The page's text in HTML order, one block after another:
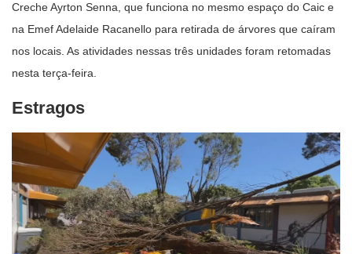
Creche Ayrton Senna, que funciona no mesmo espaço do Caic e
na Emef Adelaide Racanello para retirada de árvores que caíram
nos locais. As atividades nessas três unidades foram retomadas
nesta terça-feira.
Estragos